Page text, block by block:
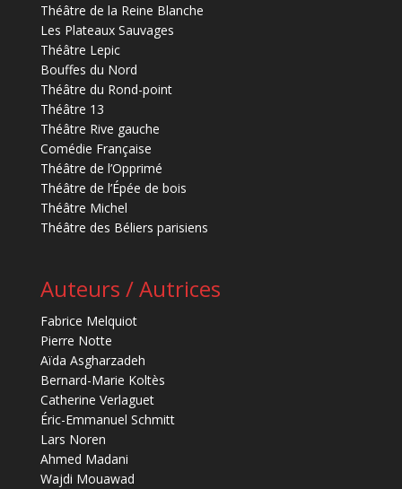
Théâtre de la Reine Blanche
Les Plateaux Sauvages
Théâtre Lepic
Bouffes du Nord
Théâtre du Rond-point
Théâtre 13
Théâtre Rive gauche
Comédie Française
Théâtre de l’Opprimé
Théâtre de l’Épée de bois
Théâtre Michel
Théâtre des Béliers parisiens
Auteurs / Autrices
Fabrice Melquiot
Pierre Notte
Aïda Asgharzadeh
Bernard-Marie Koltès
Catherine Verlaguet
Éric-Emmanuel Schmitt
Lars Noren
Ahmed Madani
Wajdi Mouawad